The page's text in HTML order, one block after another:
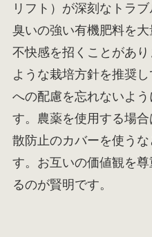
リフト）が深刻なトラ
臭いの強い有機肥料を
不快感を招くことがあ
ような栽培方針を推奨
への配慮を忘れないよ
す。農薬を使用する場
散防止のカバーを使う
す。お互いの価値観を
るのが賢明です。